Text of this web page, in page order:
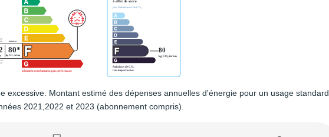
excessive. Montant estimé des dépenses annuelles d'énergie pour un usage standard
2021,2022 et 2023 (abonnement compris).